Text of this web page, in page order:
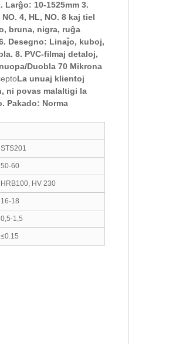
Larĝo: 10-1525mm 3.
4, HL, NO. 8 kaj tiel
bruna, nigra, ruĝa
Desegno: Linaĵo, kuboj,
8. PVC-filmaj detaloj,
Duobla 70 Mikrona
La unuaj klientoj
ni povas malaltigi la
Pakado: Norma
STS201
50-60
HRB100, HV 230
16-18
0,5-1,5
≤0.15